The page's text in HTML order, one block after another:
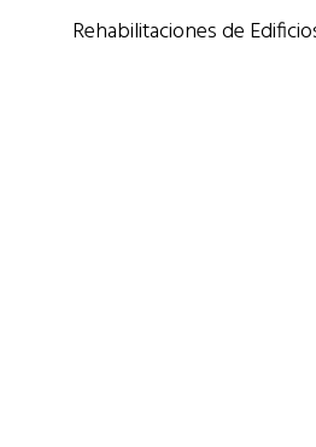
Rehabilitaciones de